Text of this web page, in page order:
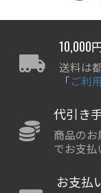
10,000
送料は
「ご利
代引き
商品のお
でお支払
お支払